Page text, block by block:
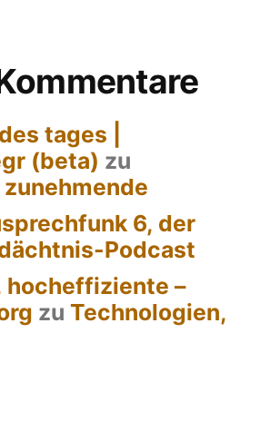
tages |
(beta) zu
6, der
Podcast
hocheffiziente –
zu Technologien,